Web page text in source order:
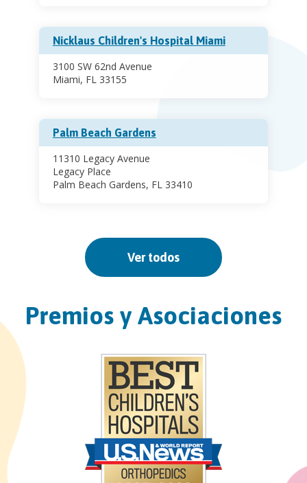
Nicklaus Children's Hospital Miami
3100 SW 62nd Avenue
Miami, FL 33155
Palm Beach Gardens
11310 Legacy Avenue
Legacy Place
Palm Beach Gardens, FL 33410
West Kendall Outpatient Center
13400 SW 120th Street
Suites 100 & 200
Ver todos
Premios y Asociaciones